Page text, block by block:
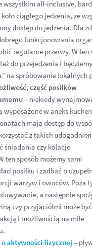
wszystkim all-inclusive,
ciągłego jedzenia, ze
dostęp do jedzenia. Dla
funkcjonowania
regularne przerwy. W ten
do przejedzenia i
na spróbowanie lokalnych
część posiłków
– niekiedy
wyposażone w aneks
mają dostęp do
z takich
śniadania czy kolacje
ten sposób możemy sami
posiłku i zadbać o
warzyw i owoców. Poza
a następnie
czy przyjaciółmi może być
i możliwością na miłe
aktywności fizycznej –